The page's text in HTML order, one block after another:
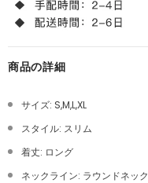
商品の詳細
サイズ: S,M,L,XL
スタイル: スリム
着丈: ロング
ネックライン: ラウンドネック